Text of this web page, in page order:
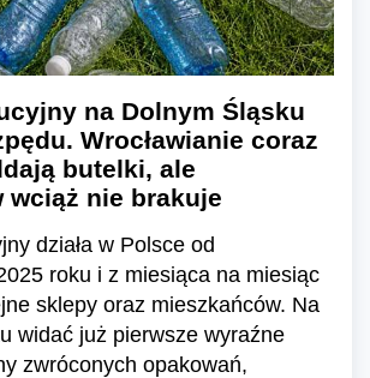
na Dolnym Śląsku
Wrocławianie coraz
butelki, ale
wciąż nie brakuje
działa w Polsce od
roku i z miesiąca na miesiąc
sklepy oraz mieszkańców. Na
widać już pierwsze wyraźne
zwróconych opakowań,